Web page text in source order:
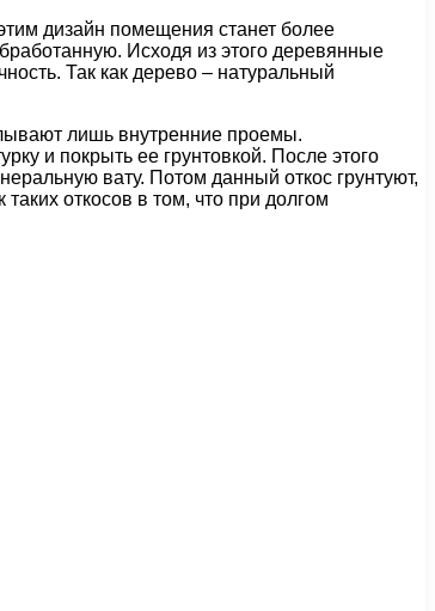
дизайн помещения станет более
Исходя из этого деревянные
Так как дерево – натуральный
лишь внутренние проемы.
и покрыть ее грунтовкой. После этого
вату. Потом данный откос грунтуют,
откосов в том, что при долгом